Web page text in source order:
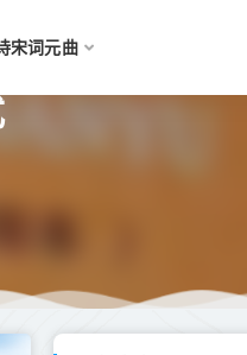
宋词元曲